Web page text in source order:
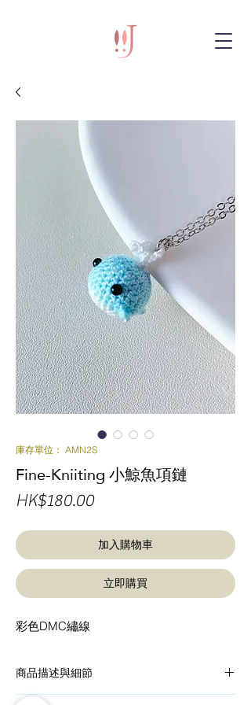
庫存單位： AMN2S
Fine-Kniiting 小鯨魚項鏈
HK$180.00價
加入購物車
立即購買
彩色DMC繡線
商品描述與細節